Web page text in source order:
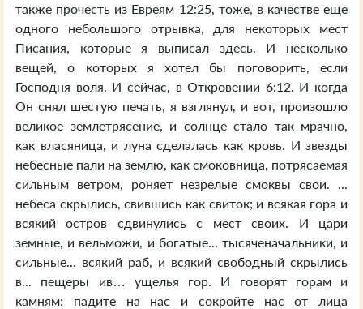
также прочесть из Евреям 12:25, тоже, в качестве еще
одного небольшого отрывка, для некоторых мест
Писания, которые я выписал здесь. И несколько
вещей, о которых я хотел бы поговорить, если
Господня воля. И сейчас, в Откровении 6:12. И когда
Он снял шестую печать, я взглянул, и вот, произошло
великое землетрясение, и солнце стало так мрачно,
как власяница, и луна сделалась как кровь. И звезды
небесные пали на землю, как смоковница, потрясаемая
сильным ветром, роняет незрелые смоквы свои. ...
небеса скрылись, свившись как свиток; и всякая гора и
всякий остров сдвинулись с мест своих. И цари
земные, и вельможи, и богатые... тысяченачальники, и
сильные... всякий раб, и всякий свободный скрылись
в... пещеры ив… ущелья гор. И говорят горам и
камням: падите на нас и сокройте нас от лица